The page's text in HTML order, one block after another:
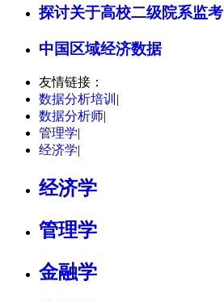
探讨关于高校二级院系监考
中国区域经济数据
友情链接：
数据分析培训 |
数据分析师|
管理学|
经济学|
经济学
管理学
金融学